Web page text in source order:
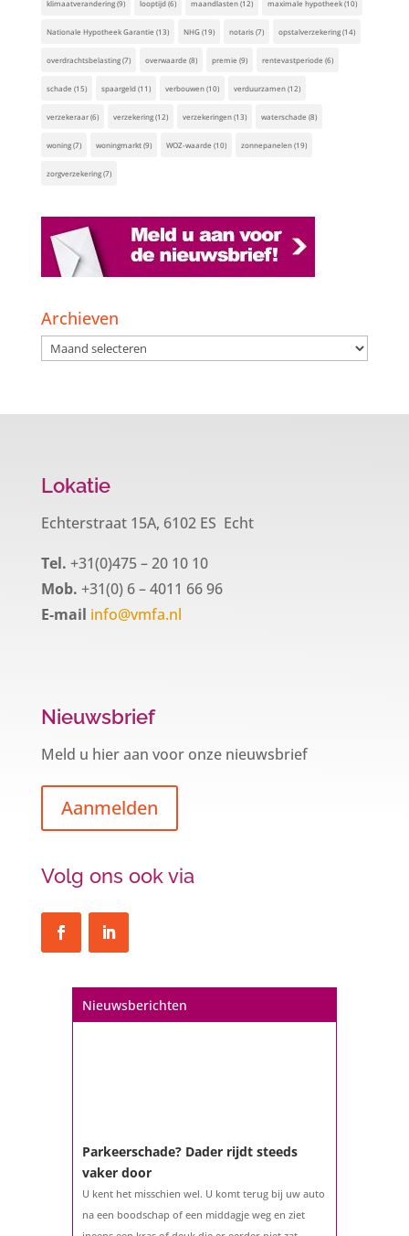
klimaatverandering(9) looptijd(6) maandlasten(12) maximale hypotheek(10)
Nationale Hypotheek Garantie (13) NHG(19) notaris(7) opstalverzekering(14)
overdrachtsbelasting(7) overwaarde (8) premie (9) rentevastperiode (6)
schade (15) spaargeld(11) verbouwen(10) verduurzamen(12)
verzekeraar(6) verzekering(12) verzekeringen(13) waterschade (8)
woning(7) woningmarkt(9) WOZ-waarde (10) zonnepanelen(19)
zorgverzekering(7)
Archieven
Archieven
Lokatie
Echterstraat 15A, 6102 ES Echt
Tel. +31(0)475 – 20 10 10
Mob. +31(0) 6 – 4011 66 96
E-mail info@vmfa.nl
Nieuwsbrief
Meld u hier aan voor onze nieuwsbrief
Aanmelden
Volg ons ook via
Nieuwsberichten
Parkeerschade? Dader rijdt steeds
vaker door
U kent het misschien wel. U komt terug bij uw auto
na een boodschap of een middagje weg en ziet